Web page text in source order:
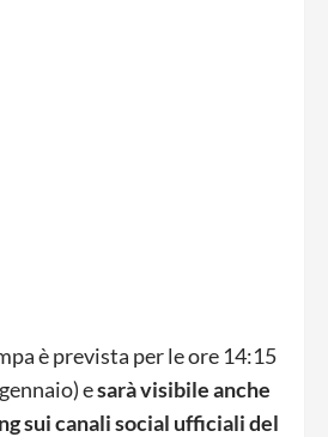
è prevista per le ore 14:15
esarà visibile anche
sui canali social ufficiali del